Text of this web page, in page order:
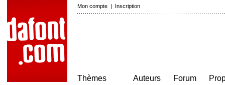
Mon compte | Inscription
Thèmes
Auteurs
Forum